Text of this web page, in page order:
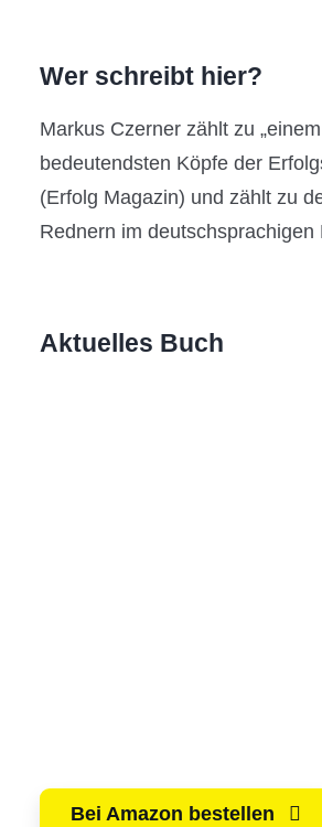
Wer schreibt hier?
Markus Czerner zählt zu
bedeutendsten Köpfe der
(Erfolg Magazin) und zählt zu
Rednern im deutschsprachigen
Aktuelles Buch
Bei Amazon bestellen